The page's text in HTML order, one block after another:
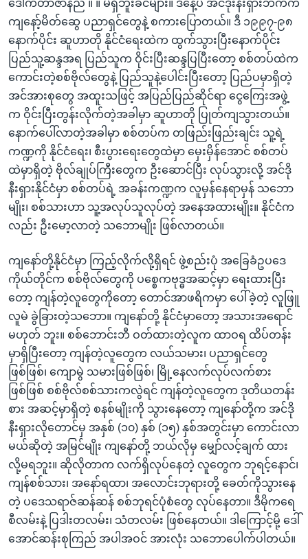
ဒေါက်တာဇာနည် ။ ။ မရှိဘူးခင်များ။ ဒီနေ့ပဲ အင်ဒိုးနီးရှားဘက်က
ကျနော့်မိတ်ဆွေ ပညာရှင်တွေနဲ့ စကားပြောတယ်။ ဒီ ၁၉၉၇-၉၈
နောက်ပိုင်း ဆူဟာတို နိုင်ငံရေးထဲက ထွက်သွားပြီးနောက်ပိုင်း
ပြည်သူ့ဆန္ဒအရ ပြည်သူက ဝိုင်းပြီးဆန္ဒပြပြီးတော့ စစ်တပ်ထဲက
ကောင်းတဲ့စစ်ဗိုလ်တွေနဲ့ ပြည်သူနဲ့ပေါင်းပြီးတော့ ပြည်ပမှာရှိတဲ့
အင်အားစုတွေ အထူးသဖြင့် အပြည်ပြည်ဆိုင်ရာ ငွေကြေးအဖွဲ့
က ဝိုင်းပြီးတွန်းလိုက်တဲ့အခါမှာ ဆူဟာတို ပြုတ်ကျသွားတယ်။
နောက်ပေါ်လာတဲ့အခါမှာ စစ်တပ်က တဖြည်းဖြည်းချင်း သူ့ရဲ့
ကဏ္ဍကို နိုင်ငံရေး၊ စီးပွားရေးတွေထဲမှာ မှေးမှိန်အောင် စစ်တပ်
ထဲမှာရှိတဲ့ ဗိုလ်ချုပ်ကြီးတွေက ဦးဆောင်ပြီး လုပ်သွားလို့ အင်ဒို
နီးရှားနိုင်ငံမှာ စစ်တပ်ရဲ့ အခန်းကဏ္ဍက လူမှန်နေရာမှန် သဘော
မျိုး၊ စစ်သားဟာ သူ့အလုပ်သူလုပ်တဲ့ အနေအထားမျိုး။ နိုင်ငံက
လည်း ဦးမော့လာတဲ့ သဘောမျိုး ဖြစ်လာတယ်။
ကျနော်တို့နိုင်ငံမှာ ကြည့်လိုက်လို့ရှိရင် ဖွဲ့စည်းပုံ အခြေခံဥပဒေ
ကိုယ်တိုင်က စစ်ဗိုလ်တွေကို ပစ္စေကဗုဒ္ဓအဆင့်မှာ ရေးထားပြီး
တော့ ကျန်တဲ့လူတွေကိုတော့ တောင်အာဖရိကမှာ ပေါ်ခဲ့တဲ့ လူဖြူ
လူမဲ ခွဲခြားတဲ့သဘော။ ကျနော်တို့ နိုင်ငံမှာတော့ အသားအရောင်
မဟုတ် ဘူး။ စစ်ဘောင်းဘီ ဝတ်ထားတဲ့လူက ထာဝရ ထိပ်တန်း
မှာရှိပြီးတော့ ကျန်တဲ့လူတွေက လယ်သမား၊ ပညာရှင်တွေ
ဖြစ်ဖြစ်၊ ကျောမွဲ သမားဖြစ်ဖြစ်၊ မြို့နေလက်လုပ်လက်စား
ဖြစ်ဖြစ် စစ်ဗိုလ်စစ်သားကလွဲရင် ကျန်တဲ့လူတွေက ဒုတိယတန်း
စား အဆင့်မှာရှိတဲ့ စနစ်မျိုးကို သွားနေတော့ ကျနော်တို့က အင်ဒို
နီးရှားလိုတောင်မှ အနှစ် (၁၀) နှစ် (၁၅) နှစ်အတွင်းမှာ ကောင်းလာ
မယ်ဆိုတဲ့ အမြင်မျိုး ကျနော်တို့ ဘယ်လိုမှ မျှော်လင့်ချက် ထား
လို့မရဘူး။ ဆိုလိုတာက လက်ရှိလုပ်နေတဲ့ လူတွေက ဘုရင့်နောင်၊
ကျန်စစ်သား၊ အနော်ရထာ၊ အလောင်းဘုရားတို့ ခေတ်ကိုသွားနေ
တဲ့ ပဒေသရာဇ်ဆန်ဆန် စစ်ဘုရင်ပုံစံတွေ လုပ်နေတာ။ ဒီမိုကရေ
စီလမ်းနဲ့ ပြဒါးတလမ်း၊ သံတလမ်း ဖြစ်နေတယ်။ ဒါကြောင့်မို့ ဒေါ်
အောင်ဆန်းစုကြည် အပါအဝင် အားလုံး သဘောပေါက်ပါတယ်။